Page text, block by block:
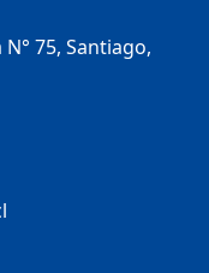
75, Santiago,